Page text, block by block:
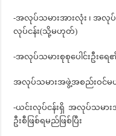
-အလုပ်သမားအားလုံး ၊ အလု
လုပ်ငန်း(သို့မဟုတ်)
-အလုပ်သမားစုစုပေါင်းဦးရ
အလုပ်သမားအဖွဲ့အစည်းဝင်မ
-ယင်းလုပ်ငန်းရှိ အလုပ်သမာ
ဦးစီဖြစ်ရမည်ဖြစ်ပြီး